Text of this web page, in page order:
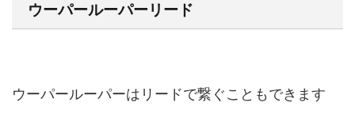
ウーパールーパーリード
ウーパールーパーはリードで繋ぐこともできます